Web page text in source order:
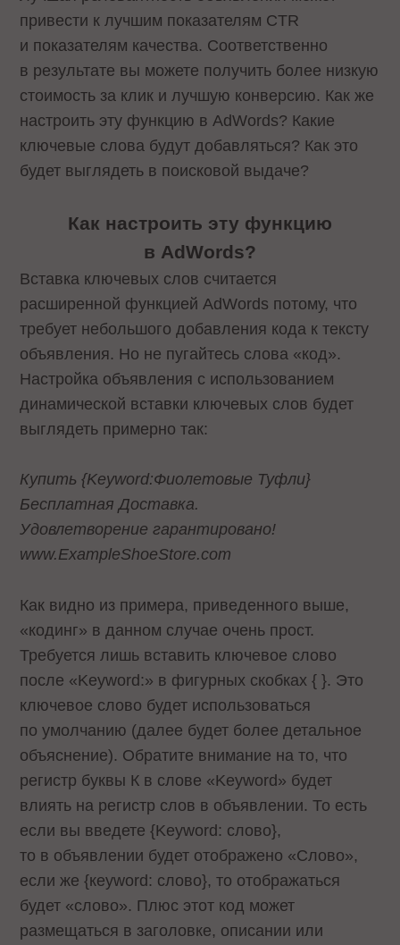
привести к лучшим показателям CTR
и показателям качества. Соответственно
в результате вы можете получить более низкую
стоимость за клик и лучшую конверсию. Как же
настроить эту функцию в AdWords? Какие
ключевые слова будут добавляться? Как это
будет выглядеть в поисковой выдаче?
Как настроить эту функцию
в AdWords?
Вставка ключевых слов считается
расширенной функцией AdWords потому, что
требует небольшого добавления кода к тексту
объявления. Но не пугайтесь слова «код».
Настройка объявления с использованием
динамической вставки ключевых слов будет
выглядеть примерно так:
Купить {Keyword:Фиолетовые Туфли}
Бесплатная Доставка.
Удовлетворение гарантировано!
www.ExampleShoeStore.com
Как видно из примера, приведенного выше,
«кодинг» в данном случае очень прост.
Требуется лишь вставить ключевое слово
после «Keyword:» в фигурных скобках { }. Это
ключевое слово будет использоваться
по умолчанию (далее будет более детальное
объяснение). Обратите внимание на то, что
регистр буквы К в слове «Keyword» будет
влиять на регистр слов в объявлении. То есть
если вы введете {Keyword: слово},
то в объявлении будет отображено «Слово»,
если же {кeyword: слово}, то отображаться
будет «слово». Плюс этот код может
размещаться в заголовке, описании или